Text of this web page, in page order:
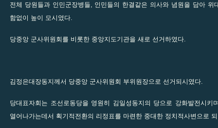
전체 당원들과 인민군장병들, 인민들의 한결같은 의사와 념원을 담아 위
함없이 높이 모시였다.
당중앙 군사위원회를 비롯한 중앙지도기관을 새로 선거하였다.
김정은대장동지께서 당중앙 군사위원회 부위원장으로 선거되시였다.
당대표자회는 조선로동당을 영원히 김일성동지의 당으로 강화발전시키
열어나가는데서 획기적전환의 리정표를 마련한 중대한 정치적사변으로